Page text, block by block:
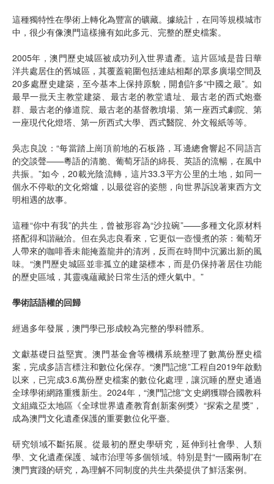
這種獨特性在學術上轉化為豐富的礦藏。據統計，在同等規模城市
中，很少有像澳門這樣擁有如此多元、完整的歷史檔案。
2005年，澳門歷史城區被成功列入世界遺產。這片區域是昔日華
洋共處居住的舊城區，其覆蓋範圍包括連結相鄰的眾多廣場空間及
20多處歷史建築，至今基本上保持原貌，開創許多“中國之最”。如
最早一批天主教堂建築、最古老的教堂遺址、最古老的西式炮臺
群、最古老的修道院、最古老的基督教墳場、第一座西式劇院、第
一座現代化燈塔、第一所西式大學、西式醫院、外文報紙等等。
吳志良說：“每當踏上崗頂前地的石板路，耳邊總會響起不同語言
的交談聲——粵語的清脆、葡萄牙語的綿長、英語的流暢，在風中
共振。”如今，20載光陰流轉，這片33.3平方公里的土地，如同一
個永不停歇的文化熔爐，以最從容的姿態，向世界訴說著東西方文
明相遇的故事。
這種“你中有我”的共生，曾被形容為“沙拉碗”——多種文化原材料
搭配得和諧融洽。但在吳志良看來，它更似一壺慢煮的茶：葡萄牙
人帶來的咖啡香未能掩蓋龍井的清冽，反而在時間中沉澱出新的風
味。“澳門歷史城區並非孤立的建築標本，而是仍保持著居住功能
的歷史區域，其靈魂蘊藏於日常生活的煙火氣中。”
學術話語權的回歸
經過多年發展，澳門學已形成較為完整的學科體系。
文獻基礎日益堅實。澳門基金會等機構系統整理了數萬份歷史檔
案，完成多語言標注和數位化保存。“澳門記憶”工程自2019年啟動
以來，已完成3.6萬份歷史檔案的數位化處理，讓沉睡的歷史通過
全球學術網路重獲新生。2024年，“澳門記憶”文史網獲聯合國教科
文組織亞太地區《全球世界遺產教育創新案例獎》“探索之星獎”，
成為澳門文化遺產保護的重要數位化平臺。
研究領域不斷拓展。從最初的歷史學研究，延伸到社會學、人類
學、文化遺產保護、城市治理等多個領域。特別是對“一國兩制”在
澳門實踐的研究，為理解不同制度的共生共榮提供了鮮活案例。